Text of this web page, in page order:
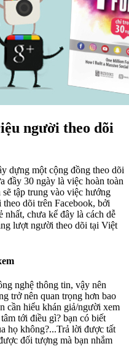
người theo dõi
dựng một cộng đồng theo dõi
đầy 30 ngày là việc hoàn toàn
tập trung vào việc hướng
dõi trên Facebook, bởi
nhất, chưa kể đây là cách dễ
lượt người theo dõi tại Việt
nghệ thông tin, vậy nên
trở nên quan trọng hơn bao
cần hiểu khán giả/người xem
tới điều gì? bạn có biết
họ không?...Trả lời được tất
đối tượng mà bạn nhắm